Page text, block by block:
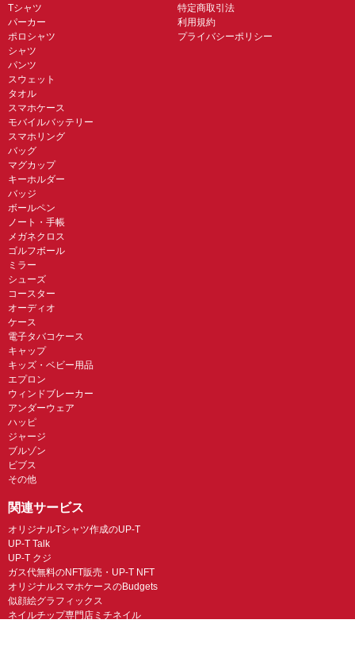
Tシャツ
パーカー
ポロシャツ
シャツ
パンツ
スウェット
タオル
スマホケース
モバイルバッテリー
スマホリング
バッグ
マグカップ
キーホルダー
バッジ
ボールペン
ノート・手帳
メガネクロス
ゴルフボール
ミラー
シューズ
コースター
オーディオ
ケース
電子タバコケース
キャップ
キッズ・ベビー用品
エプロン
ウィンドブレーカー
アンダーウェア
ハッピ
ジャージ
ブルゾン
ビブス
その他
特定商取引法
利用規約
プライバシーポリシー
関連サービス
オリジナルTシャツ作成のUP-T
UP-T Talk
UP-T クジ
ガス代無料のNFT販売・UP-T NFT
オリジナルスマホケースのBudgets
似顔絵グラフィックス
ネイルチップ専門店ミチネイル